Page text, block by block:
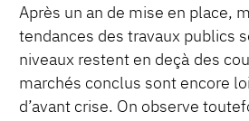
Après un an de mise en place,
tendances des travaux publics
niveaux restent en deçà des
marchés conclus sont encore
d’avant crise. On observe